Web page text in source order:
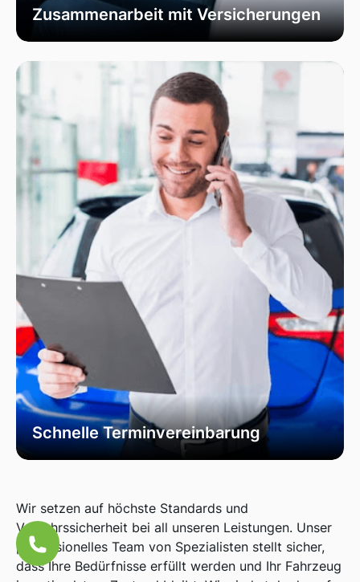
Zusammenarbeit mit Versicherungen
Wir erleichtern die Abwicklung von
Zusammenarbeit mit Ihrer Teilkasko-
Versicherung. Unser Ziel ist es, den Prozess so
transparent und unkompliziert wie möglich zu
gestalten, damit Sie sich keine Sorgen machen
müssen.
Schnelle Terminvereinbarung
Vereinbaren Sie einfach und schnell einen
Bedürfnissen zeitnah und effizient zu
entsprechen, um Ihren Alltag so wenig wie
möglich zu beeinträchtigen.
Wir setzen auf höchste Standards und
Verkehrssicherheit bei all unseren Leistungen. Unser
professionelles Team von Spezialisten stellt sicher,
dass Ihre Bedürfnisse erfüllt werden und Ihr Fahrzeug